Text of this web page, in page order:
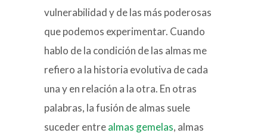
vulnerabilidad y de las más poderosas
que podemos experimentar. Cuando
hablo de la condición de las almas me
refiero a la historia evolutiva de cada
una y en relación a la otra. En otras
palabras, la fusión de almas suele
suceder entrealmas gemelas, almas